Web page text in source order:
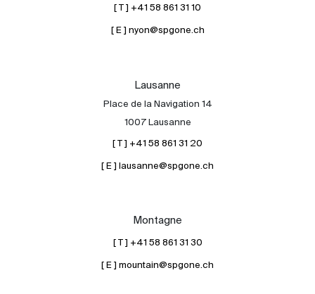
À propos
[ T ] +41 58 861 31 10
[ E ] nyon@spgone.ch
Lausanne
Place de la Navigation 14
1007 Lausanne
[ T ] +41 58 861 31 20
[ E ] lausanne@spgone.ch
Montagne
[ T ] +41 58 861 31 30
[ E ] mountain@spgone.ch